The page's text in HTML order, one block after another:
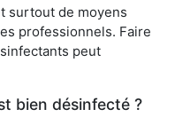
surtout de moyens
professionnels. Faire
peut
bien désinfecté ?